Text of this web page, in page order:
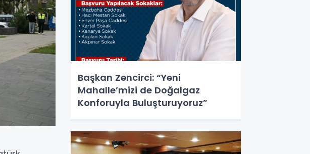
Başkan Zencirci: “Yeni
Mahalle’mizi de Doğalgaz
Konforuyla Buluşturuyoruz”